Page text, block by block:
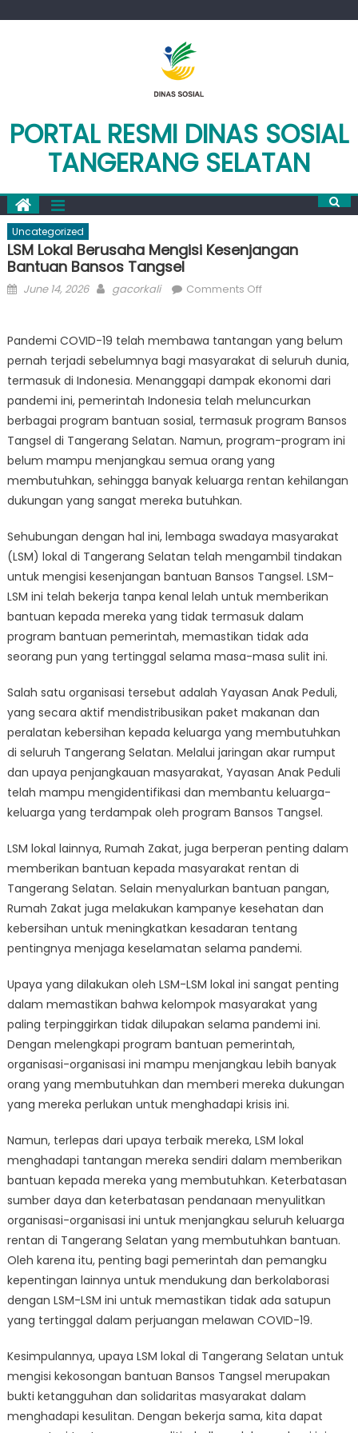
PORTAL RESMI DINAS SOSIAL
TANGERANG SELATAN
Uncategorized
LSM Lokal Berusaha Mengisi Kesenjangan
Bantuan Bansos Tangsel
Posted
June 14, 2026 Author
gacorkali Comments Offon
Berusaha
Mengisi
Kesenjangan
Bantuan
Bansos
Tangsel
Pandemi COVID-19 telah membawa tantangan yang belum
pernah terjadi sebelumnya bagi masyarakat di seluruh dunia,
termasuk di Indonesia. Menanggapi dampak ekonomi dari
pandemi ini, pemerintah Indonesia telah meluncurkan
berbagai program bantuan sosial, termasuk program Bansos
Tangsel di Tangerang Selatan. Namun, program-program ini
belum mampu menjangkau semua orang yang
membutuhkan, sehingga banyak keluarga rentan kehilangan
dukungan yang sangat mereka butuhkan.
Sehubungan dengan hal ini, lembaga swadaya masyarakat
(LSM) lokal di Tangerang Selatan telah mengambil tindakan
untuk mengisi kesenjangan bantuan Bansos Tangsel. LSM-
LSM ini telah bekerja tanpa kenal lelah untuk memberikan
bantuan kepada mereka yang tidak termasuk dalam
program bantuan pemerintah, memastikan tidak ada
seorang pun yang tertinggal selama masa-masa sulit ini.
Salah satu organisasi tersebut adalah Yayasan Anak Peduli,
yang secara aktif mendistribusikan paket makanan dan
peralatan kebersihan kepada keluarga yang membutuhkan
di seluruh Tangerang Selatan. Melalui jaringan akar rumput
dan upaya penjangkauan masyarakat, Yayasan Anak Peduli
telah mampu mengidentifikasi dan membantu keluarga-
keluarga yang terdampak oleh program Bansos Tangsel.
LSM lokal lainnya, Rumah Zakat, juga berperan penting dalam
memberikan bantuan kepada masyarakat rentan di
Tangerang Selatan. Selain menyalurkan bantuan pangan,
Rumah Zakat juga melakukan kampanye kesehatan dan
kebersihan untuk meningkatkan kesadaran tentang
pentingnya menjaga keselamatan selama pandemi.
Upaya yang dilakukan oleh LSM-LSM lokal ini sangat penting
dalam memastikan bahwa kelompok masyarakat yang
paling terpinggirkan tidak dilupakan selama pandemi ini.
Dengan melengkapi program bantuan pemerintah,
organisasi-organisasi ini mampu menjangkau lebih banyak
orang yang membutuhkan dan memberi mereka dukungan
yang mereka perlukan untuk menghadapi krisis ini.
Namun, terlepas dari upaya terbaik mereka, LSM lokal
menghadapi tantangan mereka sendiri dalam memberikan
bantuan kepada mereka yang membutuhkan. Keterbatasan
sumber daya dan keterbatasan pendanaan menyulitkan
organisasi-organisasi ini untuk menjangkau seluruh keluarga
rentan di Tangerang Selatan yang membutuhkan bantuan.
Oleh karena itu, penting bagi pemerintah dan pemangku
kepentingan lainnya untuk mendukung dan berkolaborasi
dengan LSM-LSM ini untuk memastikan tidak ada satupun
yang tertinggal dalam perjuangan melawan COVID-19.
Kesimpulannya, upaya LSM lokal di Tangerang Selatan untuk
mengisi kekosongan bantuan Bansos Tangsel merupakan
bukti ketangguhan dan solidaritas masyarakat dalam
menghadapi kesulitan. Dengan bekerja sama, kita dapat